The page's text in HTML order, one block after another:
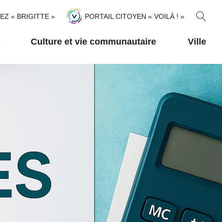
« BRIGITTE » PORTAIL CITOYEN « VOILÀ ! »
R
C
H
E
Culture et vie communautaire Ville